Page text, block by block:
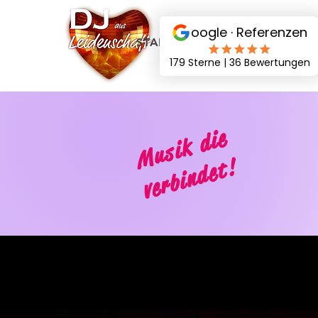
STARTSEITE DJ PAKETE
Musik die
verbindet!